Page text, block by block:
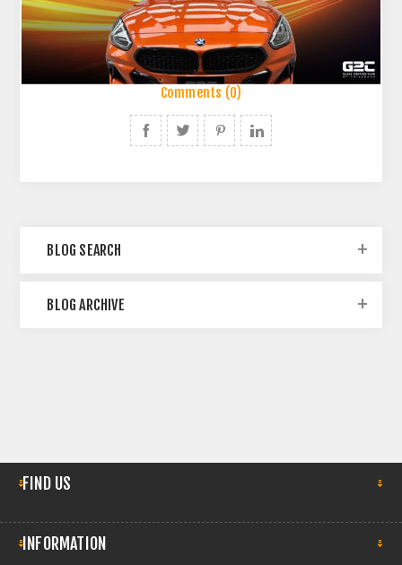
Comments (0)
BLOG SEARCH
BLOG ARCHIVE
FIND US
INFORMATION